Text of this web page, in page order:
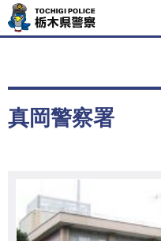
Tochigi Police 栃
木県警察
真岡警察署